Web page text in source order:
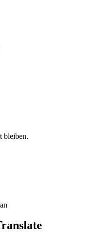
bleiben.